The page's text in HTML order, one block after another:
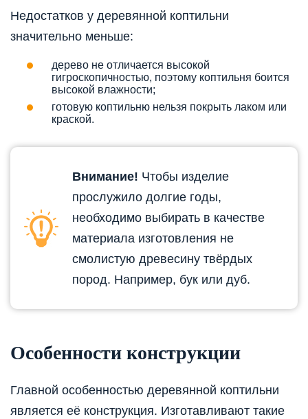
Недостатков у деревянной коптильни
значительно меньше:
дерево не отличается высокой
гигроскопичностью, поэтому коптильня боится
высокой влажности;
готовую коптильню нельзя покрыть лаком или
краской.
Внимание! Чтобы изделие
прослужило долгие годы,
необходимо выбирать в качестве
материала изготовления не
смолистую древесину твёрдых
пород. Например, бук или дуб.
Особенности конструкции
Главной особенностью деревянной коптильни
является её конструкция. Изготавливают такие